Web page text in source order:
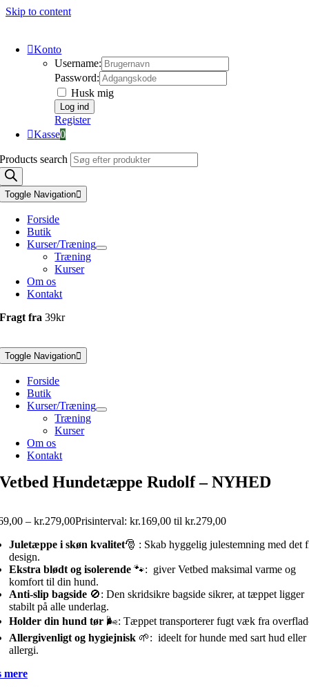
Skip to content
Konto
Username:
Password:
Husk mig
Register
Kasse0
Products search
Toggle Navigation
Forside
Butik
Kurser/Træning
Træning
Kurser
Om os
Kontakt
Fragt fra39kr
Toggle Navigation
Forside
Butik
Kurser/Træning
Træning
Kurser
Om os
Kontakt
Vetbed Hundetæppe Rudolf – NYHED
– kr.279,00Prisinterval: kr.169,00 til kr.279,00
Juletæppe i skøn kvalitet🎅 : Skab hyggelig julestemning med det
design.
Ekstra blødt og isolerende 🐾: giver Vetbed maksimal varme og
komfort til din hund.
Anti-slip bagside 🚫: Den skridsikre bagside sikrer, at tæppet ligger
stabilt på alle underlag.
Holder din hund tør 🌬️: Tæppet transporterer fugt væk fra
Allergivenligt og hygiejnisk 🌱: ideelt for hunde med sart hud eller
allergi.
mere